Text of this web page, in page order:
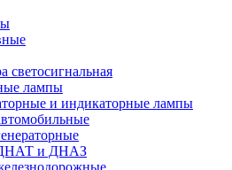
светосигнальная
лампы
и индикаторные лампы
и ДНАЗ